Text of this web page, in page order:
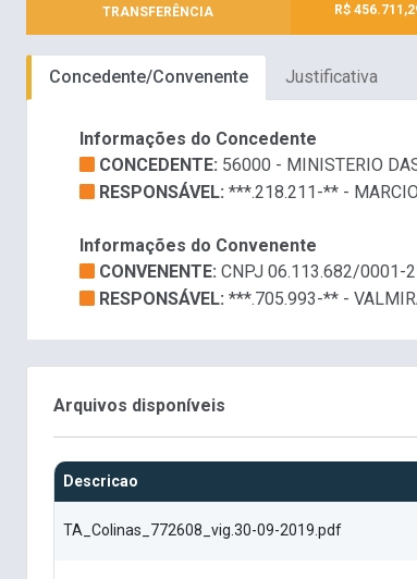
TRANSFERÊNCIA R$
Concedente/Convenente Justificativa
Informações do Concedente
CONCEDENTE: 56000 - MINISTERIO
RESPONSÁVEL: ***.218.211-** -
Informações do Convenente
CONVENENTE: CNPJ 06.113.682/0001-
RESPONSÁVEL: ***.705.993-** -
Arquivos disponíveis
Descricao
TA_Colinas_772608_vig.30-09-2019.pdf